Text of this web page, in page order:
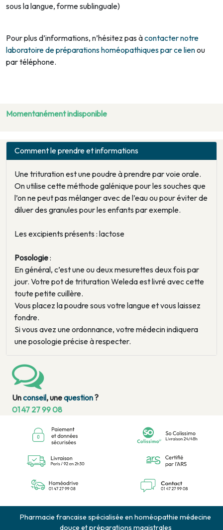
sous la langue, forme sublinguale)
Pour plus d’informations, n’hésitez pas àcontacter notre
laboratoire de préparations homéopathiques par ce lienou
par téléphone.
Momentanément indisponible
Comment le prendre et informations
Une trituration est une poudre à prendre par voie orale.
On utilise cette méthode galénique pour les souches que
l’on ne peut pas mélanger avec de l’eau ou pour éviter de
diluer des granules pour les enfants par exemple.
Les excipients présents : lactose
Posologie:
En général, c’est une ou deux mesurettes deux fois par
jour. Votre pot de trituration Weleda est livré avec cette
toute petite cuillère.
Vous placez la poudre sous votre langue et vous laissez
fondre.
Si vous avez une ordonnance, votre médecin indiquera
une posologie précise à respecter.
Unconseil, unequestion?
01 47 27 99 08
Pharmacie francaise spécialisée en homéopathie médecine
douce et préparations magistrales